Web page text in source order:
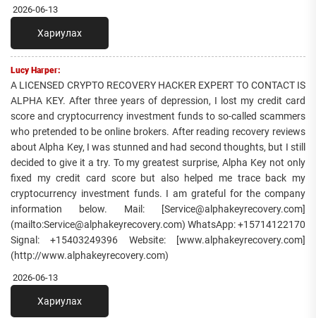
2026-06-13
Хариулах
Lucy Harper:
A LICENSED CRYPTO RECOVERY HACKER EXPERT TO CONTACT IS
ALPHA KEY. After three years of depression, I lost my credit card
score and cryptocurrency investment funds to so-called scammers
who pretended to be online brokers. After reading recovery reviews
about Alpha Key, I was stunned and had second thoughts, but I still
decided to give it a try. To my greatest surprise, Alpha Key not only
fixed my credit card score but also helped me trace back my
cryptocurrency investment funds. I am grateful for the company
information below. Mail: [Service@alphakeyrecovery.com]
(mailto:Service@alphakeyrecovery.com) WhatsApp: +15714122170
Signal: +15403249396 Website: [www.alphakeyrecovery.com]
(http://www.alphakeyrecovery.com)
2026-06-13
Хариулах